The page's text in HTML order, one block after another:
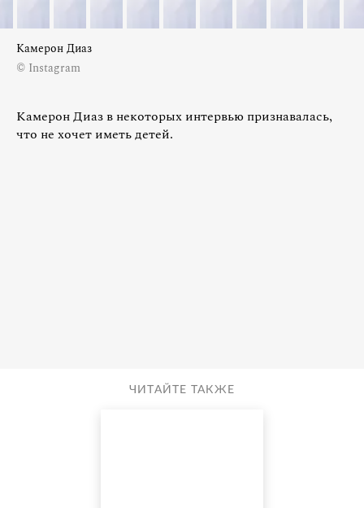
Камерон Диаз
© Instagram
Камерон Диаз в некоторых интервью признавалась,
что не хочет иметь детей.
ЧИТАЙТЕ ТАКЖЕ